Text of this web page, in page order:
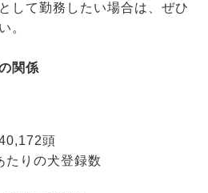
して勤務したい場合は、ぜひ
。
関係
頭
たりの犬登録数